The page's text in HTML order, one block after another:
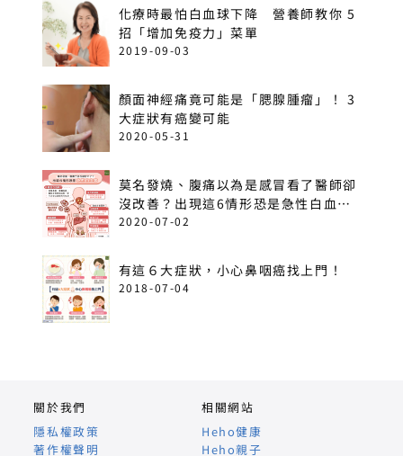
化療時最怕白血球下降 營養師教你 5
招「增加免疫力」菜單
2019-09-03
顏面神經痛竟可能是「腮腺腫瘤」！ 3
大症狀有癌變可能
2020-05-31
莫名發燒、腹痛以為是感冒看了醫師卻
沒改善？出現這6情形恐是急性白血
病！
2020-07-02
有這６大症狀，小心鼻咽癌找上門！
2018-07-04
關於我們
隱私權政策
著作權聲明
相關網站
Heho健康
Heho親子